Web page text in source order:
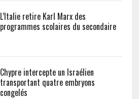
L’Italie retire Karl Marx des
programmes scolaires du secondaire
Chypre intercepte un Israélien
transportant quatre embryons
congelés